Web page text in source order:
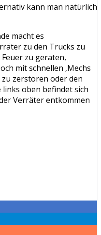
kann man natürlich
macht es
zu den Trucks zu
zu geraten,
mit schnellen ‚Mechs
zerstören oder den
oben befindet sich
Verräter entkommen